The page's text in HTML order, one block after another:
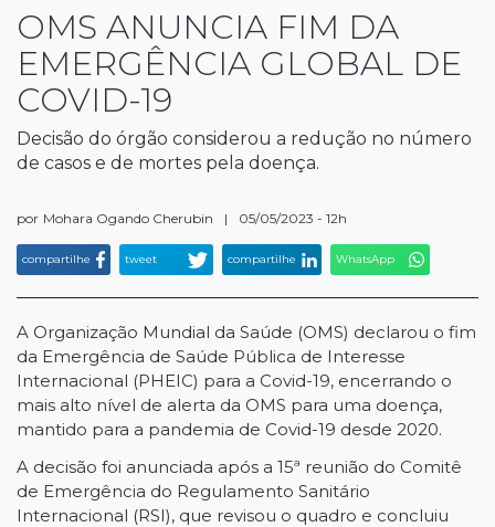
navegação
OMS ANUNCIA FIM DA
EMERGÊNCIA GLOBAL DE
COVID-19
Decisão do órgão considerou a redução no número
de casos e de mortes pela doença.
por Mohara Ogando Cherubin | 05/05/2023 - 12h
compartilhe tweet compartilhe WhatsApp
A Organização Mundial da Saúde (OMS) declarou o fim
da Emergência de Saúde Pública de Interesse
Internacional (PHEIC) para a Covid-19, encerrando o
mais alto nível de alerta da OMS para uma doença,
mantido para a pandemia de Covid-19 desde 2020.
A decisão foi anunciada após a 15ª reunião do Comitê
de Emergência do Regulamento Sanitário
Internacional (RSI), que revisou o quadro e concluiu